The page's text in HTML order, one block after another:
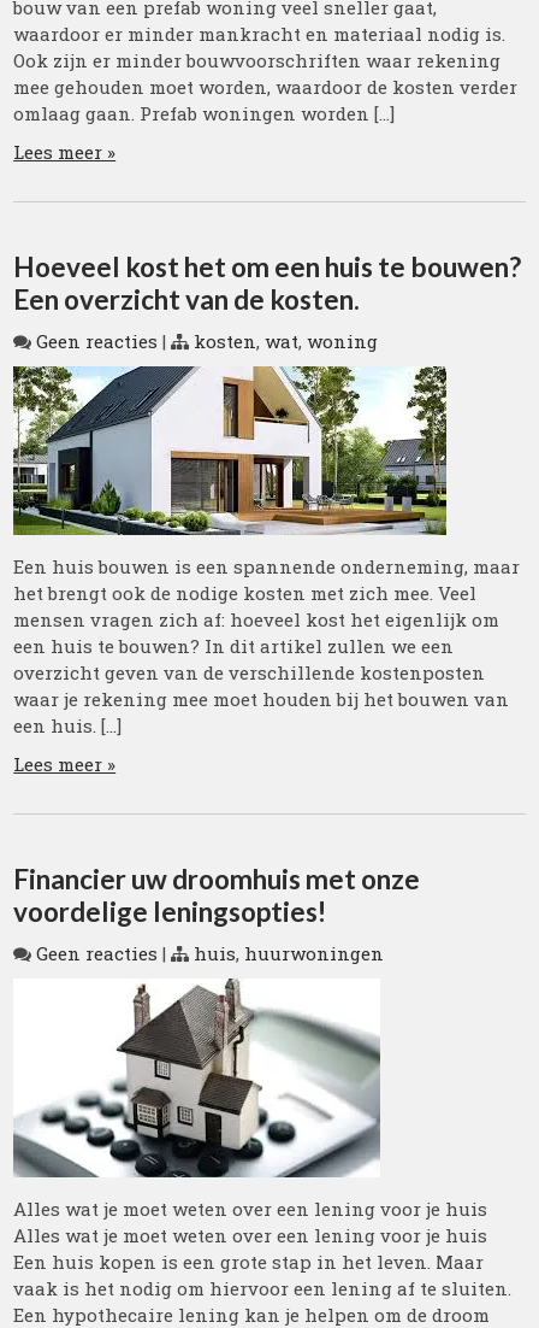
bouw van een prefab woning veel sneller gaat,
waardoor er minder mankracht en materiaal nodig is.
Ook zijn er minder bouwvoorschriften waar rekening
mee gehouden moet worden, waardoor de kosten verder
omlaag gaan. Prefab woningen worden […]
Lees meer »
Hoeveel kost het om een huis te bouwen?
Een overzicht van de kosten.
Geen reacties | kosten,wat,woning
Een huis bouwen is een spannende onderneming, maar
het brengt ook de nodige kosten met zich mee. Veel
mensen vragen zich af: hoeveel kost het eigenlijk om
een huis te bouwen? In dit artikel zullen we een
overzicht geven van de verschillende kostenposten
waar je rekening mee moet houden bij het bouwen van
een huis. […]
Lees meer »
Financier uw droomhuis met onze
voordelige leningsopties!
Geen reacties | huis, huurwoningen
Alles wat je moet weten over een lening voor je huis
Alles wat je moet weten over een lening voor je huis
Een huis kopen is een grote stap in het leven. Maar
vaak is het nodig om hiervoor een lening af te sluiten.
Een hypothecaire lening kan je helpen om de droom